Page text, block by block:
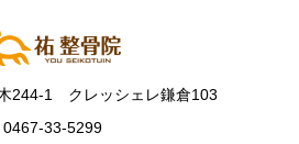
244-1 クレッシェレ鎌倉103
0467-33-5299